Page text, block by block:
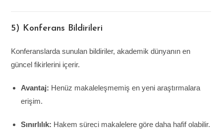
5) Konferans Bildirileri
Konferanslarda sunulan bildiriler, akademik dünyanın en
güncel fikirlerini içerir.
Avantaj: Henüz makaleleşmemiş en yeni araştırmalara
erişim.
Sınırlılık: Hakem süreci makalelere göre daha hafif olabilir.